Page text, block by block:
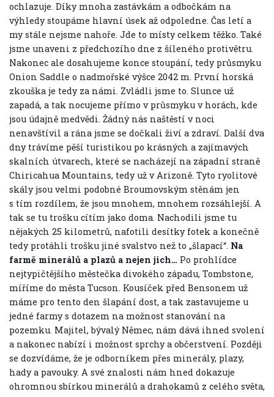
ochlazuje. Díky mnoha zastávkám a odbočkám na
výhledy stoupáme hlavní úsek až odpoledne. Čas letí a
my stále nejsme nahoře. Jde to místy celkem těžko. Také
jsme unaveni z předchozího dne z šíleného protivětru.
Nakonec ale dosahujeme konce stoupání, tedy průsmyku
Onion Saddle o nadmořské výšce 2042 m. První horská
zkouška je tedy za námi. Zvládli jsme to. Slunce už
zapadá, a tak nocujeme přímo v průsmyku v horách, kde
jsou údajně medvědi. Žádný nás naštěstí v noci
nenavštívil a rána jsme se dočkali živí a zdraví. Další dva
dny trávíme pěší turistikou po krásných a zajímavých
skalních útvarech, které se nacházejí na západní straně
Chiricahua Mountains, tedy už v Arizoně. Tyto ryolitové
skály jsou velmi podobné Broumovským stěnám jen
s tím rozdílem, že jsou mnohem, mnohem rozsáhlejší. A
tak se tu trošku cítím jako doma. Nachodili jsme tu
nějakých 25 kilometrů, nafotili desítky fotek a konečně
tedy protáhli trošku jiné svalstvo než to „šlapací“. Na
farmě minerálů a plazů a nejen jich… Po prohlídce
nejtypičtějšího městečka divokého západu, Tombstone,
míříme do města Tucson. Kousíček před Bensonem už
máme pro tento den šlapání dost, a tak zastavujeme u
jedné farmy s dotazem na možnost stanování na
pozemku. Majitel, bývalý Němec, nám dává ihned svolení
a nakonec nabízí i možnost sprchy a občerstvení. Později
se dozvídáme, že je odborníkem přes minerály, plazy,
hady a pavouky. A své znalosti nám hned dokazuje
ohromnou sbírkou minerálů a drahokamů z celého světa,